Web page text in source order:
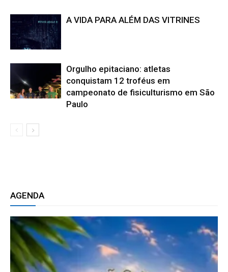
A VIDA PARA ALÉM DAS VITRINES
Orgulho epitaciano: atletas
conquistam 12 troféus em
campeonato de fisiculturismo em São
Paulo
AGENDA